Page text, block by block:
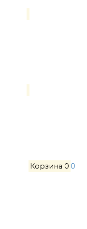
Корзина 0 0